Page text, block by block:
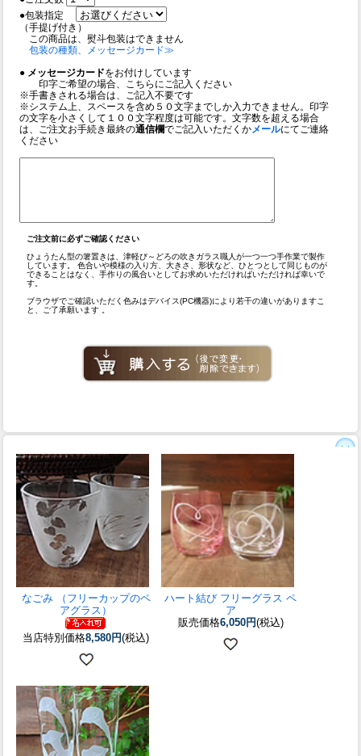
●包装指定
（手提げ付き）
この商品は、熨斗包装はできません
包装の種類、メッセージカード≫
● メッセージカードをお付けしています
印字ご希望の場合、こちらにご記入ください
※手書きされる場合は、ご記入不要です
※システム上、スペースを含め５０文字までしか入力できません。印字
の文字を小さくして１００文字程度は可能です。文字数を超える場合
は、ご注文お手続き最終の通信欄でご記入いただくかメールにてご連絡
ください
ご注文前に必ずご確認ください
ひょうたん型の箸置きは、津軽び～どろの吹きガラス職人が一つ一つ手作業で製作
しています。 色合いや模様の入り方、大きさ、形状など、ひとつとして同じものが
できることはなく、手作りの風合いとしてお求めいただければいただければ幸いで
す。
ブラウザでご確認いただく色みはデバイス(PC機器)により若干の違いがありますこ
と、ご了承願います 。
なごみ （フリーカップのペ
アグラス）
当店特別価格8,580円(税込)
ハート結び フリーグラス ペ
ア
販売価格6,050円(税込)